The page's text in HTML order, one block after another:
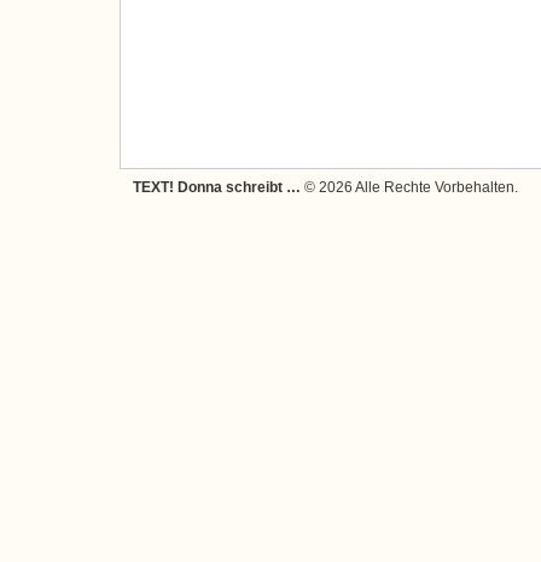
TEXT! Donna schreibt … © 2026 Alle Rechte Vorbehalten.